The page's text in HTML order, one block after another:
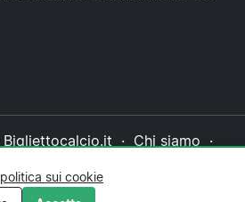
· Chi siamo ·
Politica editoriale
politica sui cookie